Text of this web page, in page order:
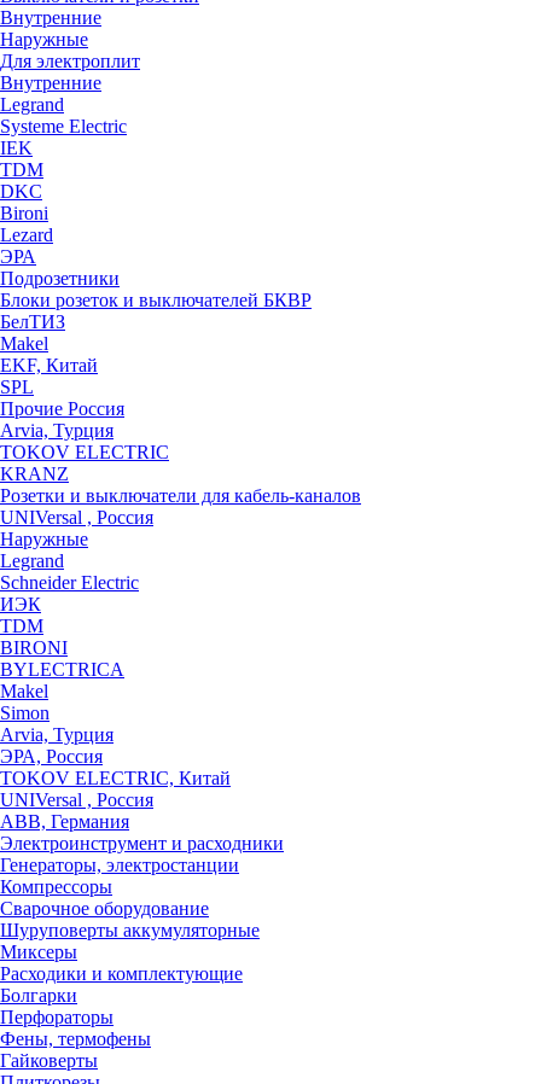
Внутренние
Наружные
Для электроплит
Внутренние
Legrand
Systeme Electric
IEK
TDM
DKC
Bironi
Lezard
ЭРА
Подрозетники
Блоки розеток и выключателей БКВР
БелТИЗ
Makel
EKF, Китай
SPL
Прочие Россия
Arvia, Турция
TOKOV ELECTRIC
KRANZ
Розетки и выключатели для кабель-каналов
UNIVersal , Россия
Наружные
Legrand
Schneider Electric
ИЭК
TDM
BIRONI
BYLECTRICA
Makel
Simon
Arvia, Турция
ЭРА, Россия
TOKOV ELECTRIC, Китай
UNIVersal , Россия
ABB, Германия
Электроинструмент и расходники
Генераторы, электростанции
Компрессоры
Сварочное оборудование
Шуруповерты аккумуляторные
Миксеры
Расходики и комплектующие
Болгарки
Перфораторы
Фены, термофены
Гайковерты